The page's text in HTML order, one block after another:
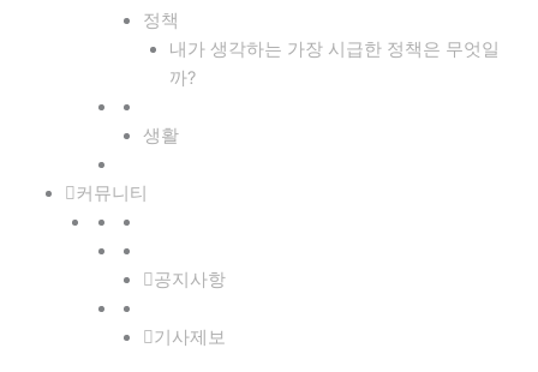
정책
내가 생각하는 가장 시급한 정책은 무엇일
까?
생활
커뮤니티
공지사항
기사제보